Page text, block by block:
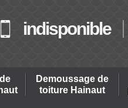
indisponible
Demoussage de
toiture Hainaut